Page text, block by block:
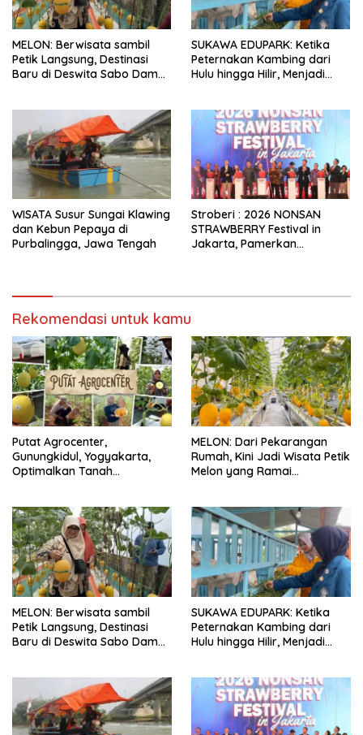
MELON: Berwisata sambil
Petik Langsung, Destinasi
Baru di Deswita Sabo Dam
SUKAWA EDUPARK: Ketika
Peternakan Kambing dari
Hulu hingga Hilir, Menjadi
WISATA Susur Sungai Klawing
dan Kebun Pepaya di
Purbalingga, Jawa Tengah
Stroberi : 2026 NONSAN
STRAWBERRY Festival in
Jakarta, Pamerkan
Rekomendasi untuk kamu
Putat Agrocenter,
Gunungkidul, Yogyakarta,
Optimalkan Tanah
MELON: Dari Pekarangan
Rumah, Kini Jadi Wisata Petik
Melon yang Ramai
MELON: Berwisata sambil
Petik Langsung, Destinasi
Baru di Deswita Sabo Dam
SUKAWA EDUPARK: Ketika
Peternakan Kambing dari
Hulu hingga Hilir, Menjadi